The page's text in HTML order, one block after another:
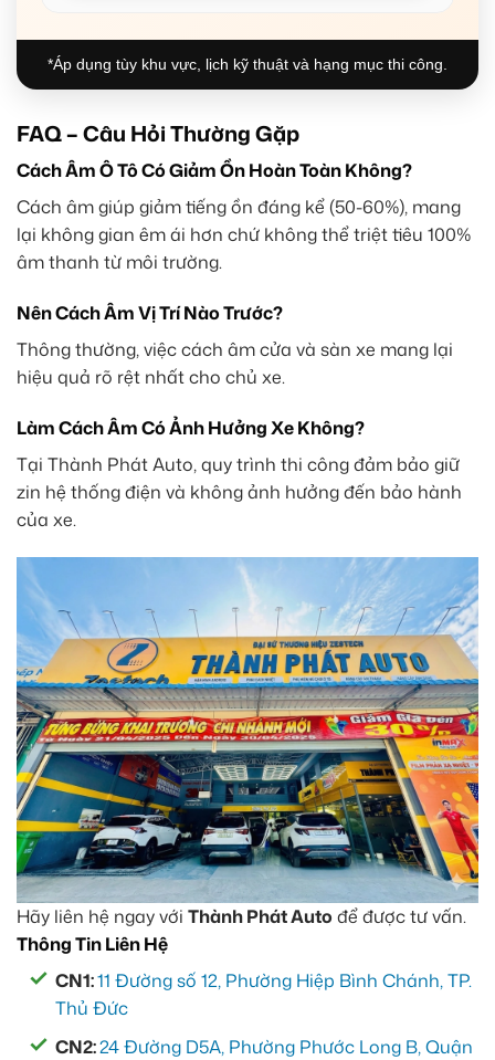
*Áp dụng tùy khu vực, lịch kỹ thuật và hạng mục thi công.
FAQ – Câu Hỏi Thường Gặp
Cách Âm Ô Tô Có Giảm Ồn Hoàn Toàn Không?
Cách âm giúp giảm tiếng ồn đáng kể (50-60%), mang
lại không gian êm ái hơn chứ không thể triệt tiêu 100%
âm thanh từ môi trường.
Nên Cách Âm Vị Trí Nào Trước?
Thông thường, việc cách âm cửa và sàn xe mang lại
hiệu quả rõ rệt nhất cho chủ xe.
Làm Cách Âm Có Ảnh Hưởng Xe Không?
Tại Thành Phát Auto, quy trình thi công đảm bảo giữ
zin hệ thống điện và không ảnh hưởng đến bảo hành
của xe.
Hãy liên hệ ngay với Thành Phát Auto để được tư vấn.
Thông Tin Liên Hệ
CN1:11 Đường số 12, Phường Hiệp Bình Chánh, TP.
Thủ Đức
CN2:24 Đường D5A, Phường Phước Long B, Quận